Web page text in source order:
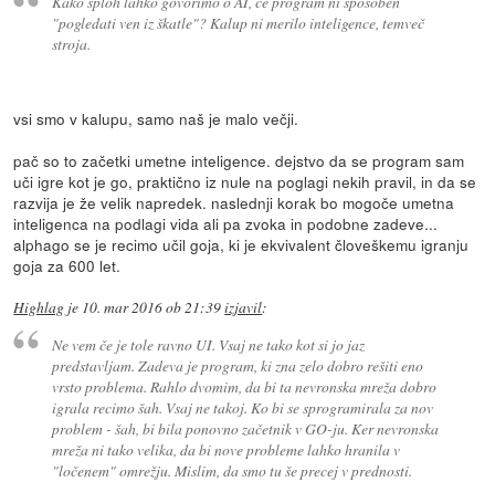
"pogledati ven iz škatle"? Kalup ni merilo inteligence, temveč
stroja.
vsi smo v kalupu, samo naš je malo večji.
pač so to začetki umetne inteligence. dejstvo da se program sam
uči igre kot je go, praktično iz nule na poglagi nekih pravil, in da se
razvija je že velik napredek. naslednji korak bo mogoče umetna
inteligenca na podlagi vida ali pa zvoka in podobne zadeve...
alphago se je recimo učil goja, ki je ekvivalent človeškemu igranju
goja za 600 let.
Highlag je 10. mar 2016 ob 21:39izjavil:
Ne vem če je tole ravno UI. Vsaj ne tako kot si jo jaz
predstavljam. Zadeva je program, ki zna zelo dobro rešiti eno
vrsto problema. Rahlo dvomim, da bi ta nevronska mreža dobro
igrala recimo šah. Vsaj ne takoj. Ko bi se sprogramirala za nov
problem - šah, bi bila ponovno začetnik v GO-ju. Ker nevronska
mreža ni tako velika, da bi nove probleme lahko hranila v
"ločenem" omrežju. Mislim, da smo tu še precej v prednosti.